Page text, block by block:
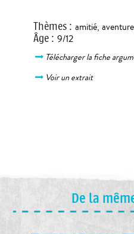
Thèmes: amitié, aventure
Âge: 9/12
Télécharger la fiche
Voir un extrait
De la